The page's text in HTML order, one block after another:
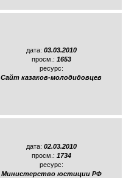
дата: 03.03.2010
просм.: 1653
ресурс:
Сайт казаков-молодидовцев
дата: 02.03.2010
просм.: 1734
ресурс:
Министерство юстиции РФ